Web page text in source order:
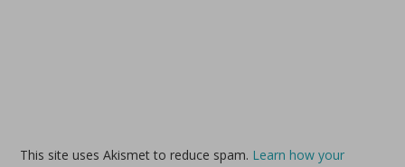
This site uses Akismet to reduce spam. Learn how your